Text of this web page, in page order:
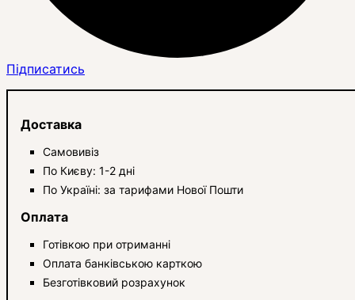
Підписатись
Доставка
Самовивіз
По Києву: 1-2 дні
По Україні: за тарифами Нової Пошти
Оплата
Готівкою при отриманні
Оплата банківською карткою
Безготівковий розрахунок